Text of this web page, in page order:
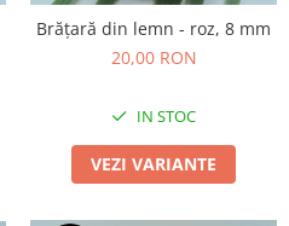
Brățară din lemn - roz, 8 mm
20,00 RON
IN STOC
VEZI VARIANTE